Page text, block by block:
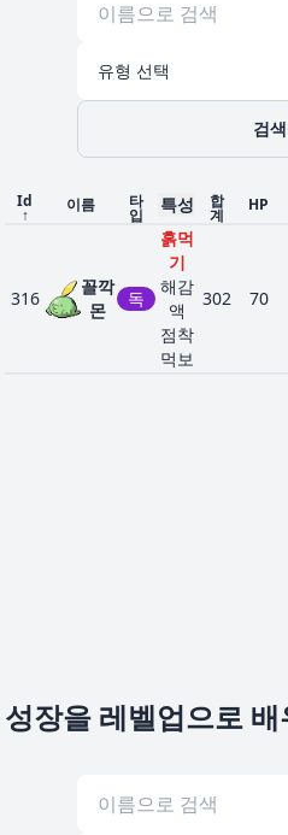
검색
Id
↑
이름 타
입 특성 합
계
HP
316
꼴깍
몬
독
흙먹
기
해감
액
점착
먹보
302 70
성장을 레벨업으로